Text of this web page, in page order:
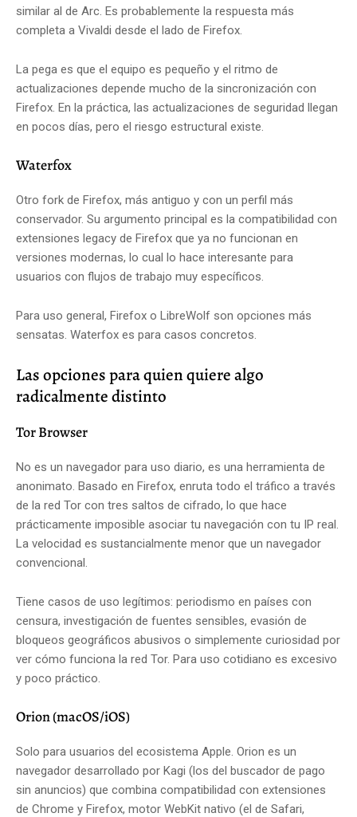
similar al de Arc. Es probablemente la respuesta más
completa a Vivaldi desde el lado de Firefox.
La pega es que el equipo es pequeño y el ritmo de
actualizaciones depende mucho de la sincronización con
Firefox. En la práctica, las actualizaciones de seguridad llegan
en pocos días, pero el riesgo estructural existe.
Waterfox
Otro fork de Firefox, más antiguo y con un perfil más
conservador. Su argumento principal es la compatibilidad con
extensiones legacy de Firefox que ya no funcionan en
versiones modernas, lo cual lo hace interesante para
usuarios con flujos de trabajo muy específicos.
Para uso general, Firefox o LibreWolf son opciones más
sensatas. Waterfox es para casos concretos.
Las opciones para quien quiere algo
radicalmente distinto
Tor Browser
No es un navegador para uso diario, es una herramienta de
anonimato. Basado en Firefox, enruta todo el tráfico a través
de la red Tor con tres saltos de cifrado, lo que hace
prácticamente imposible asociar tu navegación con tu IP real.
La velocidad es sustancialmente menor que un navegador
convencional.
Tiene casos de uso legítimos: periodismo en países con
censura, investigación de fuentes sensibles, evasión de
bloqueos geográficos abusivos o simplemente curiosidad por
ver cómo funciona la red Tor. Para uso cotidiano es excesivo
y poco práctico.
Orion (macOS/iOS)
Solo para usuarios del ecosistema Apple. Orion es un
navegador desarrollado por Kagi (los del buscador de pago
sin anuncios) que combina compatibilidad con extensiones
de Chrome y Firefox, motor WebKit nativo (el de Safari,